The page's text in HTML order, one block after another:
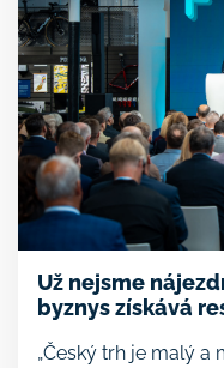
Už nejsme
byznys získává
„Český trh je malý a